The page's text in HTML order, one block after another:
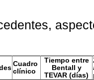
Cuadro
clínico
Tiempo entre
Bentall y
TEVAR (días)